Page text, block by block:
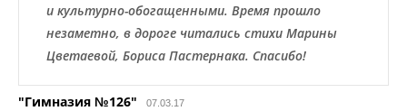
и культурно-обогащенными. Время прошло
незаметно, в дороге читались стихи Марины
Цветаевой, Бориса Пастернака. Спасибо!
"Гимназия №126" 07.03.17